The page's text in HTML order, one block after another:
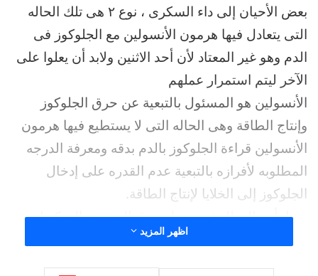
بعض الأحيان إلى داء السكرى ، نوع ٢ هى تلك الحاله
التى يتعادل فيها هرمون الأنسولين مع الجلوكوز فى
الدم وهو غير المعتاد لأن أحد الاثنين ولابد أن يعلوا على
الآخر ليتم استمرار عملهم
الأنسولين هو المسئول بالتبعية عن حرق الجلوكوز
وإنتاج الطاقة وهى الحاله التى لا يستطيع فيها هرمون
الأنسولين قراءة الجلوكوز بالدم بدقه ومعرفة الدرجه
المطلوبه لأفرازه بالتبعية عدم القدره على إدخال
الجلوكوز إلى الخلايا لإنتاج الطاقة.
وهنا يأتى العطل فى معدل حرق الدهون والسكريات
بالدم مما ينتج عنه داء السكري نوع ٢ الحل يكمن فى :-
اظهر المزيد